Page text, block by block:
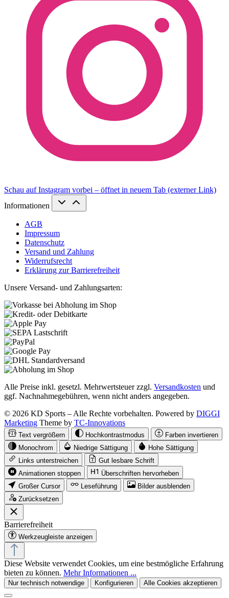
Schau auf Instagram vorbei – öffnet in neuem Tab (externer Link)
Informationen
AGB
Impressum
Datenschutz
Versand und Zahlung
Widerrufsrecht
Erklärung zur Barrierefreiheit
Unsere Versand- und Zahlungsarten:
Alle Preise inkl. gesetzl. Mehrwertsteuer zzgl. Versandkosten und
ggf. Nachnahmegebühren, wenn nicht anders angegeben.
© 2026 KD Sports – Alle Rechte vorbehalten. Powered by DIGGI
Marketing Theme by TC-Innovations
Text vergrößern Hochkontrastmodus
Farben invertieren
Monochrom
Niedrige Sättigung
Hohe Sättigung
Links unterstreichen
Gut lesbare Schrift
Animationen stoppen
Überschriften hervorheben
Großer Cursor
Leseführung
Bilder ausblenden
Zurücksetzen
Barrierefreiheit
Werkzeugleiste anzeigen
Diese Website verwendet Cookies, um eine bestmögliche Erfahrung
bieten zu können. Mehr Informationen ...
Nur technisch notwendige Konfigurieren Alle Cookies akzeptieren